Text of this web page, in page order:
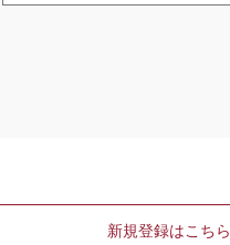
新規登録はこちら